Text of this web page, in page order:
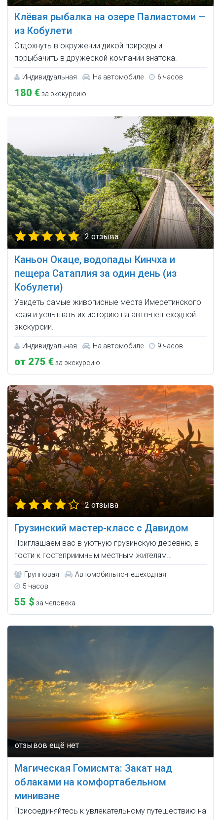
Клёвая рыбалка на озере Палиастоми —
из Кобулети
Отдохнуть в окружении дикой природы и
порыбачить в дружеской компании знатока.
Индивидуальная На автомобиле 6 часов
180 €за экскурсию
2 отзыва
Каньон Окаце, водопады Кинчха и
пещера Сатаплия за один день (из
Кобулети)
Увидеть самые живописные места Имеретинского
края и услышать их историю на авто-пешеходной
экскурсии.
Индивидуальная На автомобиле 9 часов
от 275 €за экскурсию
2 отзыва
Грузинский мастер-класс с Давидом
Приглашаем вас в уютную грузинскую деревню, в
гости к гостеприимным местным жителям…
Групповая
Автомобильно-пешеходная
5 часов
55 $ за человека
Магическая Гомисмта: Закат над
облаками на комфортабельном
минивэне
Присоединяйтесь к увлекательному путешествию на